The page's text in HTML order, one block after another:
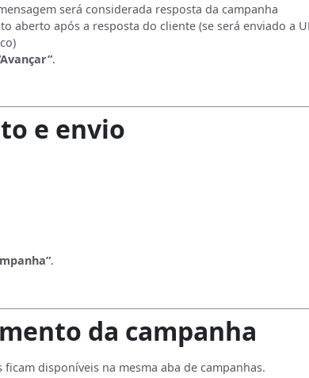
será considerada resposta da campanha
aberto após a resposta do cliente (se será enviado a
.
e envio
.
da campanha
ficam disponíveis na mesma aba de campanhas.